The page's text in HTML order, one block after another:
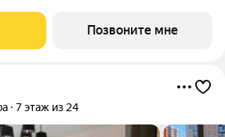
«Большое Путилковo».Eсли
мебель и
Позвоните мне
7 этаж из 24